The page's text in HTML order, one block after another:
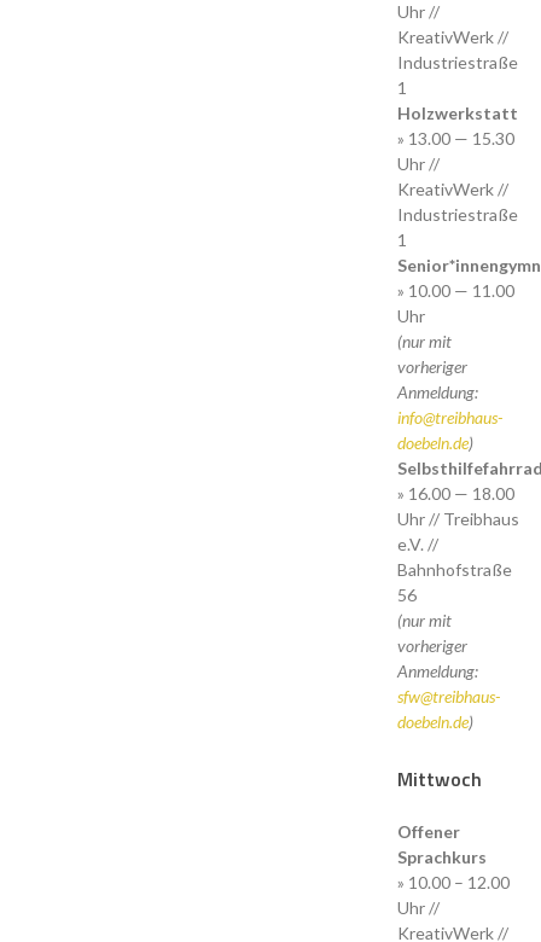
Uhr //
KreativWerk //
Industriestraße
1
Holzwerkstatt
» 13.00 — 15.30
Uhr //
KreativWerk //
Industriestraße
1
» 10.00 — 11.00
Uhr
(nur mit
vorheriger
Anmeldung:
info@treibhaus-
doebeln.de)
» 16.00 — 18.00
Uhr // Treibhaus
e.V. //
Bahnhofstraße
56
(nur mit
vorheriger
Anmeldung:
sfw@treibhaus-
doebeln.de)
Mittwoch
Offener
Sprachkurs
» 10.00 – 12.00
Uhr //
KreativWerk //